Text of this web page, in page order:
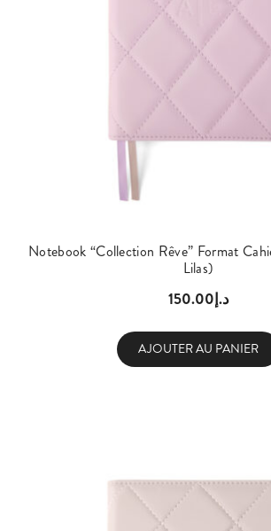
Notebook “Collection Rêve” Format
Lilas)
د.إ150.00
AJOUTER AU PANIER